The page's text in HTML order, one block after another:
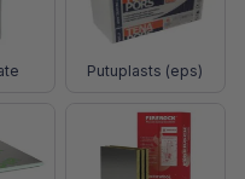
Putuplasts (eps)